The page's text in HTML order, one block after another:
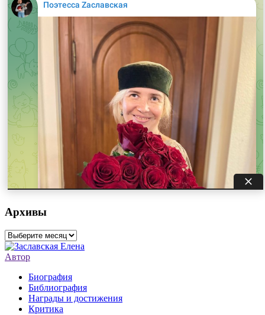
Архивы
Архивы
Автор
Биография
Библиография
Награды и достижения
Критика